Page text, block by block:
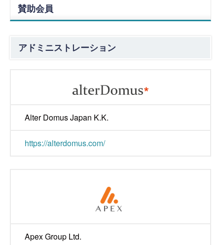
賛助会員
アドミニストレーション
Alter Domus Japan K.K.
https://alterdomus.com/
Apex Group Ltd.